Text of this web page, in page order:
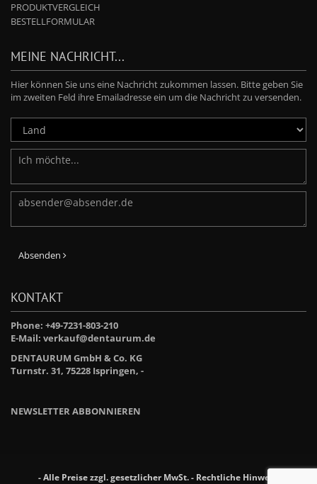
PRODUKTVERGLEICH
BESTELLFORMULAR
MEINE NACHRICHT...
Hier können Sie uns eine Nachricht zukommen lassen. Bitte geben Sie
im zweiten Feld ihre Emailadresse ein um die Nachricht zu versenden.
Absenden
KONTAKT
Phone: +49-7231-803-210
E-Mail: verkauf@dentaurum.de
DENTAURUM GmbH & Co. KG
Turnstr. 31, 75228 Ispringen, -
NEWSLETTER ABBONNIEREN
- Alle Preise zzgl. gesetzlicher MwSt. - Rechtliche Hinweise